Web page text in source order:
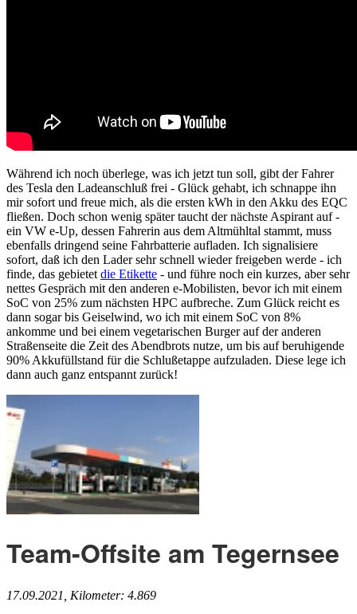
Während ich noch überlege, was ich jetzt tun soll, gibt der Fahrer
des Tesla den Ladeanschluß frei - Glück gehabt, ich schnappe ihn
mir sofort und freue mich, als die ersten kWh in den Akku des EQC
fließen. Doch schon wenig später taucht der nächste Aspirant auf -
ein VW e-Up, dessen Fahrerin aus dem Altmühltal stammt, muss
ebenfalls dringend seine Fahrbatterie aufladen. Ich signalisiere
sofort, daß ich den Lader sehr schnell wieder freigeben werde - ich
finde, das gebietet die Etikette - und führe noch ein kurzes, aber sehr
nettes Gespräch mit den anderen e-Mobilisten, bevor ich mit einem
SoC von 25% zum nächsten HPC aufbreche. Zum Glück reicht es
dann sogar bis Geiselwind, wo ich mit einem SoC von 8%
ankomme und bei einem vegetarischen Burger auf der anderen
Straßenseite die Zeit des Abendbrots nutze, um bis auf beruhigende
90% Akkufüllstand für die Schlußetappe aufzuladen. Diese lege ich
dann auch ganz entspannt zurück!
Team-Offsite am Tegernsee
17.09.2021, Kilometer: 4.869